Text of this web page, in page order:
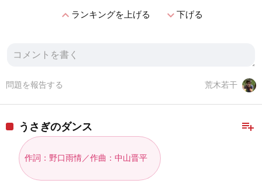
expand_lessランキングを上げる expand_more下げる
荒木若干
問題を報告する
playlist_add
うさぎのダンス
作詞：野口雨情／作曲：中山晋平